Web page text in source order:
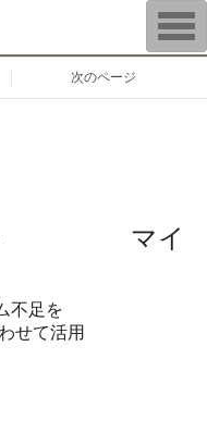
次のページ
年齢 マイ
不足を
せて活用
T
o
g
e
i